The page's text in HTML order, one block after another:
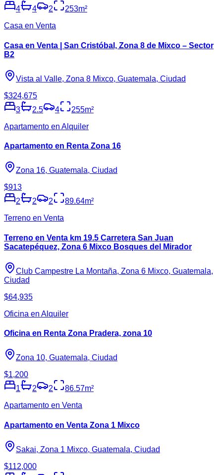
4
4 2 253m²
Casa en Venta
Casa en Venta | San Cristóbal, Zona 8 de Mixco – Sector
B2
Vista al Valle, Zona 8 Mixco, Guatemala, Ciudad
$324,675
3
2.5 4 255m²
Apartamento en Alquiler
Apartamento en Renta Zona 16
Zona 16, Guatemala, Ciudad
$913
2
2 2 89.64m²
Terreno en Venta
Terreno en Venta km 19.5 Carretera San Juan
Sacatepéquez, Zona 6 Mixco Bosques del Mirador
Club Campestre La Montaña, Zona 6 Mixco, Guatemala,
Ciudad
$64,935
Oficina en Alquiler
Oficina en Renta Zona Pradera, zona 10
Zona 10, Guatemala, Ciudad
$1,200
1
2 2 86.57m²
Apartamento en Venta
Apartamento en Venta Zona 1 Mixco
Sakai, Zona 1 Mixco, Guatemala, Ciudad
$112,000